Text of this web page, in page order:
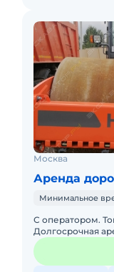
Москва
Аренда
Минимальное
С оператором.
Долгосрочная
свободна.